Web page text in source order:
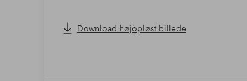
Download højopløst billede